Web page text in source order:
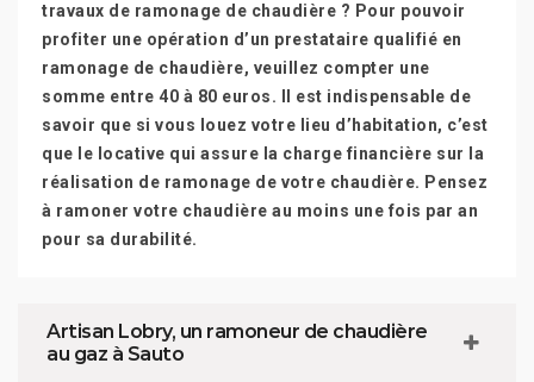
travaux de ramonage de chaudière ? Pour pouvoir
profiter une opération d’un prestataire qualifié en
ramonage de chaudière, veuillez compter une
somme entre 40 à 80 euros. Il est indispensable de
savoir que si vous louez votre lieu d’habitation, c’est
que le locative qui assure la charge financière sur la
réalisation de ramonage de votre chaudière. Pensez
à ramoner votre chaudière au moins une fois par an
pour sa durabilité.
Artisan Lobry, un ramoneur de chaudière
au gaz à Sauto